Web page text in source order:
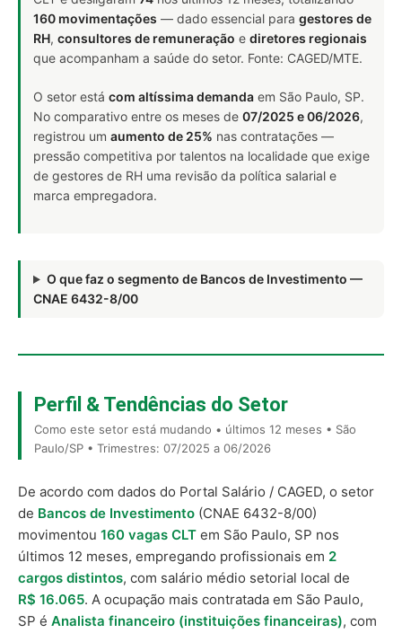
160 movimentações — dado essencial para gestores de
RH, consultores de remuneração e diretores regionais
que acompanham a saúde do setor. Fonte: CAGED/MTE.
O setor está com altíssima demanda em São Paulo, SP.
No comparativo entre os meses de 07/2025 e 06/2026,
registrou um aumento de 25% nas contratações —
pressão competitiva por talentos na localidade que exige
de gestores de RH uma revisão da política salarial e
marca empregadora.
O que faz o segmento de Bancos de Investimento —
CNAE 6432-8/00
Perfil & Tendências do Setor
Como este setor está mudando • últimos 12 meses • São
Paulo/SP • Trimestres: 07/2025 a 06/2026
De acordo com dados do Portal Salário / CAGED, o setor
de Bancos de Investimento (CNAE 6432-8/00)
movimentou 160 vagas CLT em São Paulo, SP nos
últimos 12 meses, empregando profissionais em 2
cargos distintos, com salário médio setorial local de
R$ 16.065. A ocupação mais contratada em São Paulo,
SP é Analista financeiro (instituições financeiras), com